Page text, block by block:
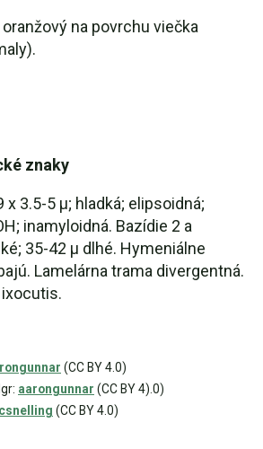
na povrchu viečka
znaky
x 3.5-5 µ; hladká; elipsoidná;
inamyloidná. Bazídie 2 a
35-42 µ dlhé. Hymeniálne
Lamelárna trama divergentná.
(CC BY 4.0)
aarongunnar (CC BY 4).0)
(CC BY 4.0)